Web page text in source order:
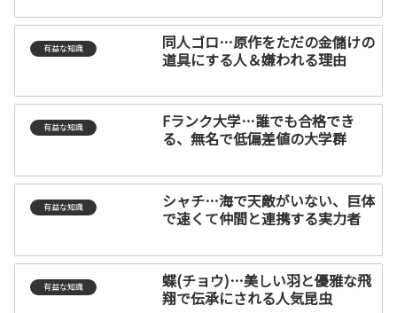
有益な知識
同人ゴロ…原作をただの金儲けの
道具にする人＆嫌われる理由
有益な知識
Fランク大学…誰でも合格でき
る、無名で低偏差値の大学群
有益な知識
シャチ…海で天敵がいない、巨体
で速くて仲間と連携する実力者
有益な知識
蝶(チョウ)…美しい羽と優雅な飛
翔で伝承にされる人気昆虫